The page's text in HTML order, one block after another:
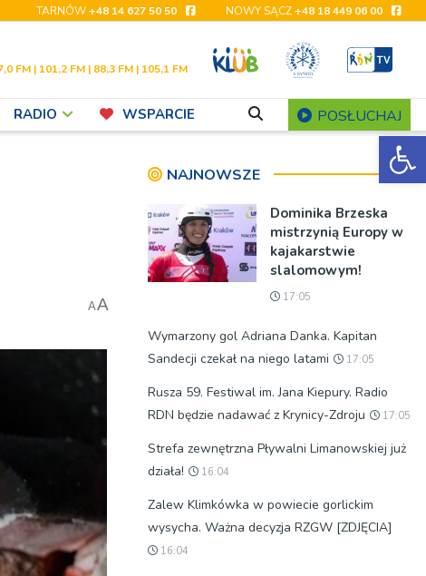
TARNÓW+48 14 627 50 50 NOWY SĄCZ+48 18 449 06 00
FM | 101,2 FM | 88,3 FM | 105,1 FM
RADIO WSPARCIE POSŁUCHAJ
AA
NAJNOWSZE
Dominika Brzeska
mistrzynią Europy w
kajakarstwie
slalomowym!
17:05
Wymarzony gol Adriana Danka. Kapitan
Sandecji czekał na niego latami
17:05
Rusza 59. Festiwal im. Jana Kiepury. Radio
RDN będzie nadawać z Krynicy-Zdroju
17:05
Strefa zewnętrzna Pływalni Limanowskiej już
działa!
16:04
Zalew Klimkówka w powiecie gorlickim
wysycha. Ważna decyzja RZGW [ZDJĘCIA]
16:04